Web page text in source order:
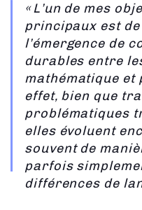
« L’un de mes
principaux est
l’émergence de
durables entre
mathématique et
effet, bien que
problématiques
elles évoluent
souvent de
parfois
différences de